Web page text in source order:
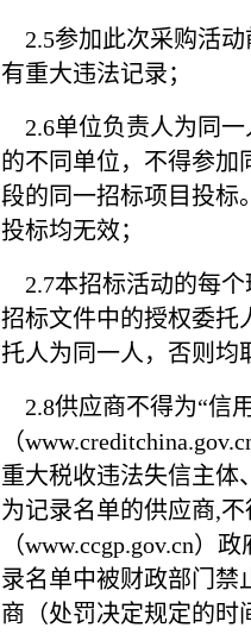
2.5参加此次采购活动
有重大违法记录；
2.6单位负责人为同一
的不同单位，不得参加
段的同一招标项目投标
投标均无效；
2.7本招标活动的每个
招标文件中的授权委托
托人为同一人，否则均
2.8供应商不得为“信
（
重大税收违法失信主体
为记录名单的供应商,
（www.ccgp.gov.cn）
录名单中被财政部门禁
商（处罚决定规定的时